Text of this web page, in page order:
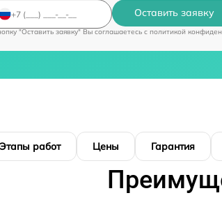
Оставить заявку
"Оставить заявку" Вы соглашаетесь c политикой
Этапы работ Цены Гарантия